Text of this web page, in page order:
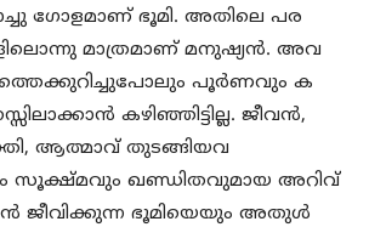
ഗോളമാണ് ഭൂമി. അതിലെ പര
മാത്രമാണ് മനുഷ്യൻ. അവ
പൂർണവും ക
കഴിഞ്ഞിട്ടില്ല. ജീവൻ,
ആത്മാവ് തുടങ്ങിയവ
സൂക്ഷ്മവും ഖണ്ഡിതവുമായ അറിവ്
ജീവിക്കുന്ന ഭൂമിയെയും അതുൾ